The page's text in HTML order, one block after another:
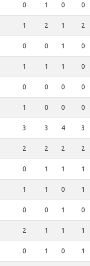
0 1 0 0
1 2 1 2
0 0 1 0
1 1 1 0
0 0 0 0
1 0 0 0
3 3 4 3
2 2 2 2
0 1 1 1
1 1 0 1
0 0 1 0
2 1 1 1
0 1 0 1